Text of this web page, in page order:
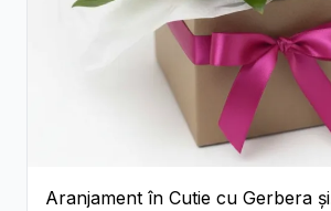
Aranjament în Cutie cu Gerbera și